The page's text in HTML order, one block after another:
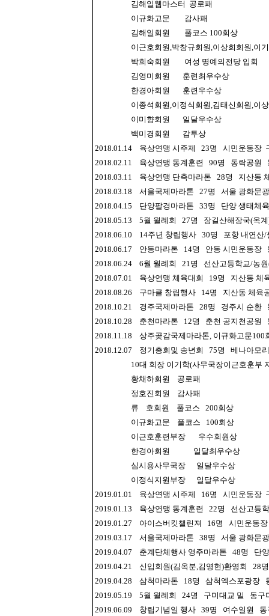
김해일웹마스터 공로패
이규화고문 감사패
김해일회원 풀코스 100회상
이근호회원,박창규회원,이상희회원,이기
박희숙회원 여성 명예의전당 입회
김영미회원 훈련최우수상
한경아회원 훈련우수상
이종석회원,이정식회원,김태신회원,이상
이미향회원 일달우수상
백미경회원 감투상
2018.01.14 육상연맹 시주제 23명 시민운동장
2018.02.11 육상연맹 동계훈련 90명 동락공원
2018.03.11 육상연맹 단축마라톤 28명 지산동
2018.03.18 서울국제마라톤 27명 서울 광화문
2018.04.15 단양팔경마라톤 33명 단양 생태체
2018.05.13 5월 월례회 27명 장길산해장국(옥
2018.06.10 14주년 창립행사 30명 포항 내연산
2018.06.17 안동마라톤 14명 안동 시민운동장
2018.06.24 6월 월례회 21명 선산고등학교/농
2018.07.01 육상연맹 체육대회 19명 지산동 체
2018.08.26 구마클 창립행사 14명 지산동 체육
2018.10.21 경주국제마라톤 28명 경주시 순환
2018.10.28 춘천마라톤 12명 춘천 공지천공원
2018.11.18 상주곶감국제마라톤, 이규화고문
2018.12.07 정기총회및 송년회 75명 베나아모
10대 회장 이기학(사무국장이근호훈부 지명
황채하회원 공로패
정호진회원 감사패
류 호회원 풀코스 200회상
이규화고문 풀코스 100회상
이근호훈련부장 우수회원상
한경아회원 일달최우수상
심시용사무국장 일달우수상
이정식지원부장 일달우수상
2019.01.01 육상연맹 시주제 16명 시민운동장
2019.01.13 육상연맹 동계훈련 22명 선산고등
2019.01.27 아이스버킷챌린져 16명 시민운동
2019.03.17 서울국제마라톤 38명 서울 광화문
2019.04.07 춘계단체행사 영주마라톤 48명 단
2019.04.21 신입회원(김옥분,김영현)환영회 28
2019.04.28 삼척마라톤 18명 삼척엑스포광장
2019.05.19 5월 월례회 24명 구미대교 밑 동구
2019.06.09 창립기념일 행사 39명 여수일원 동